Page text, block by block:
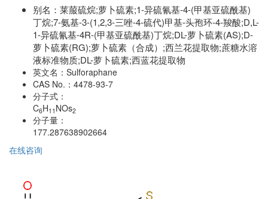
别名： 莱菔硫烷;萝卜硫素;1-异硫氰基-4-(甲基亚硫酰基)
丁烷;7-氨基-3-(1,2,3-三唑-4-硫代)甲基-头孢环-4-羧酸;D,L-
1-异硫氰基-4R-(甲基亚硫酰基)丁烷;DL-萝卜硫素(AS);D-
萝卜硫素(RG);萝卜硫素（合成）;西兰花提取物;蔗糖水溶
液标准物质;DL-萝卜硫素;西蓝花提取物
英文名： Sulforaphane
CAS No.： 4478-93-7
分子式：
C6H11 NOs2
分子量：
177.287638902664
在线咨询